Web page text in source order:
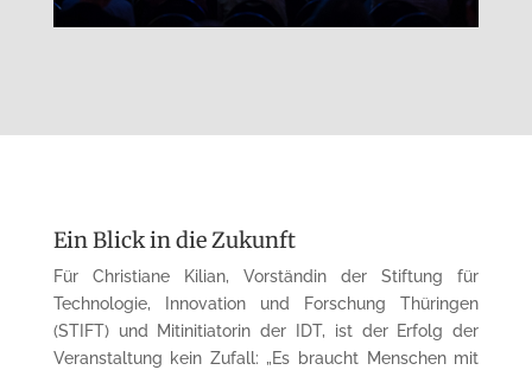
Ein Blick in die Zukunft
Für Christiane Kilian, Vorständin der Stiftung für
Technologie, Innovation und Forschung Thüringen
(STIFT) und Mitinitiatorin der IDT, ist der Erfolg der
Veranstaltung kein Zufall: „Es braucht Menschen mit